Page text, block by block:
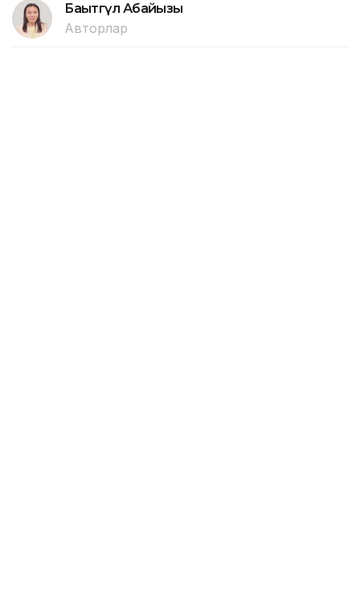
Бақытгүл Абайқызы
Авторлар